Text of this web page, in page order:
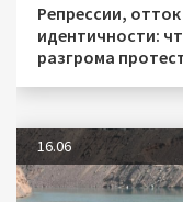
Репрессии,
идентичности:
разгрома
16.06